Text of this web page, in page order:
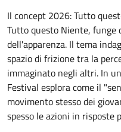
Il concept 2026: Tutto
Tutto questo Niente,
dell'apparenza. Il tema
spazio di frizione tra la
immaginato negli altri. In
Festival esplora come il
movimento stesso dei
spesso le azioni in risposte